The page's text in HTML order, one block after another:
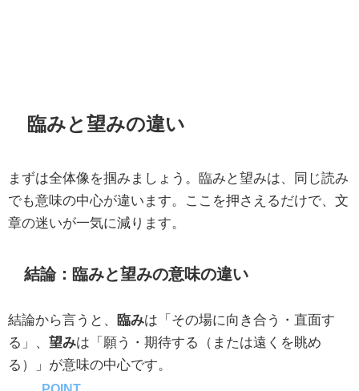
臨みと望みの違い
まずは全体像を掴みましょう。臨みと望みは、同じ読み
でも意味の中心が違います。ここを押さえるだけで、文
章の迷いが一気に減ります。
結論：臨みと望みの意味の違い
結論から言うと、 臨みは「その場に向き合う・直面す
る」、 望みは「願う・期待する（または遠くを眺め
る）」が意味の中心です。